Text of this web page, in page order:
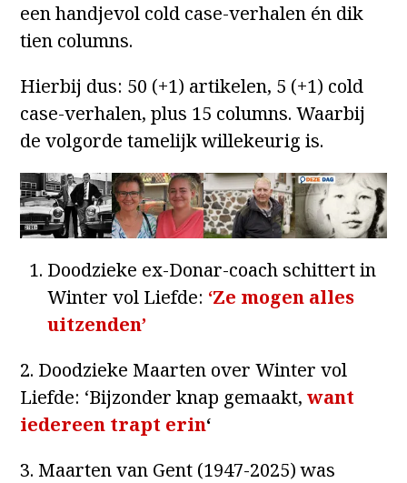
een handjevol cold case-verhalen én dik
tien columns.
Hierbij dus: 50 (+1) artikelen, 5 (+1) cold
case-verhalen, plus 15 columns. Waarbij
de volgorde tamelijk willekeurig is.
Doodzieke ex-Donar-coach schittert in
Winter vol Liefde: ‘Ze mogen alles
uitzenden’
2. Doodzieke Maarten over Winter vol
Liefde: ‘Bijzonder knap gemaakt,want
iedereen trapt erin‘
3. Maarten van Gent (1947-2025) was